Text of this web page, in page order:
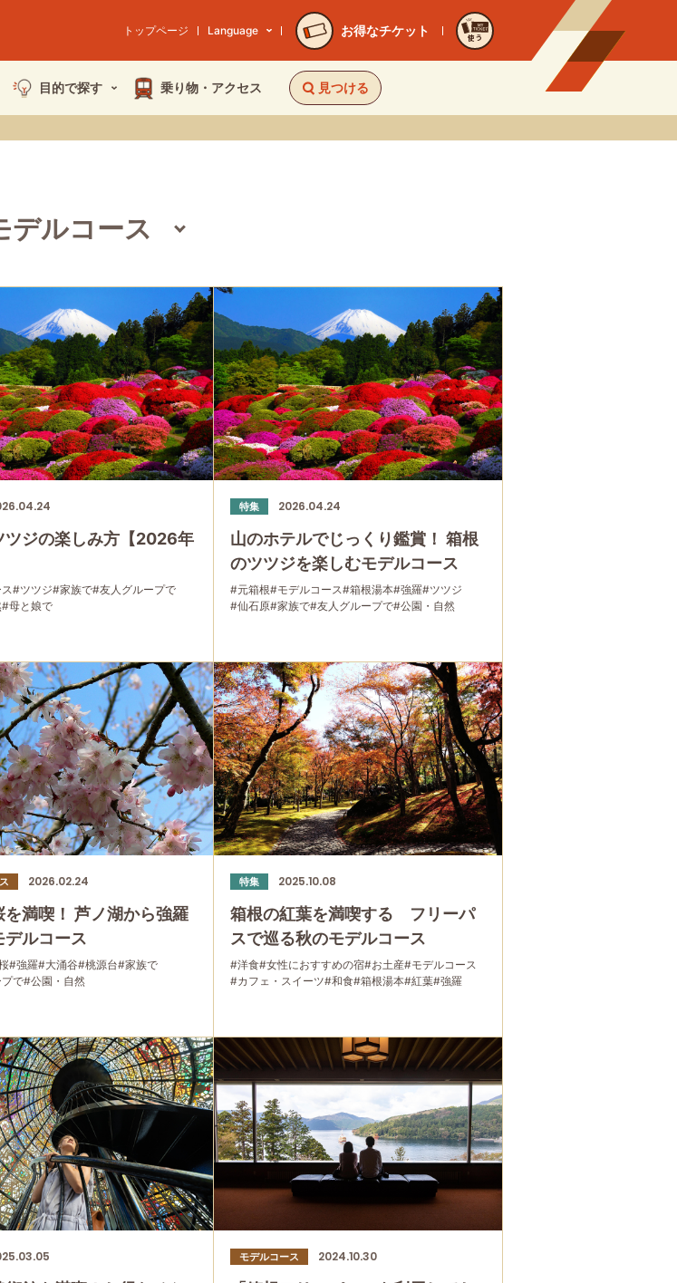
トップページ Language お得なチケット
使う
目的で探す 乗り物・ アクセス 見つける
デルコース
スポット
特集
イベント
ツジの楽しみ方【2026年
#ツツジ#家族で#友人グループで
#母と娘で
特集 2026.04.24
山のホテルでじっくり鑑賞！ 箱根
のツツジを楽しむモデルコース
#元箱根#モデルコース#箱根湯本#強羅#ツツジ
#仙石原#家族で#友人グループで#公園・自然
2026.02.24
を満喫！ 芦ノ湖から強羅
デルコース
#強羅#大涌谷#桃源台#家族で
で#公園・自然
特集 2025.10.08
箱根の紅葉を満喫する フリーパ
スで巡る秋のモデルコース
#洋食#女性におすすめの宿#お土産#モデルコース
#カフェ・スイーツ#和食#箱根湯本#紅葉#強羅
モデルコース 2024.10.30